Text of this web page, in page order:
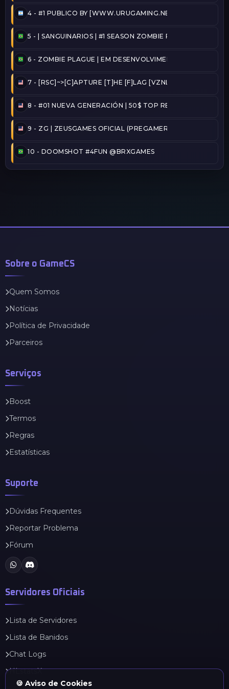
4 - #1 PUBLICO BY [WWW.URUGAMING.NET]
5 - | SANGUINARIOS | #1 SEASON ZOMBIE PLAGUE@2026/
6 - ZOMBIE PLAGUE | EM DESENVOLVIMENTO
7 - [RSC]~>[C]APTURE [T]HE [F]LAG [VZNLA]
8 - #01 NUEVA GENERACIÓN | 50$ TOP REINICIADO
9 - ZG | ZEUSGAMES OFICIAL (PREGAMER)
10 - DOOMSHOT #4FUN @BRXGAMES
Sobre o GameCS
Quem Somos
Notícias
Política de Privacidade
Parceiros
Serviços
Boost
Termos
Regras
Estatísticas
Suporte
Dúvidas Frequentes
Reportar Problema
Fórum
Servidores Oficiais
Lista de Servidores
Lista de Banidos
Chat Logs
HLstatsX
🍪 Aviso de Cookies